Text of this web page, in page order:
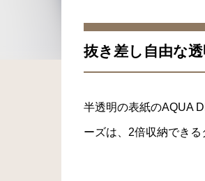
抜き差し自由な
半透明の表紙のAQUA
ーズは、2倍収納できる